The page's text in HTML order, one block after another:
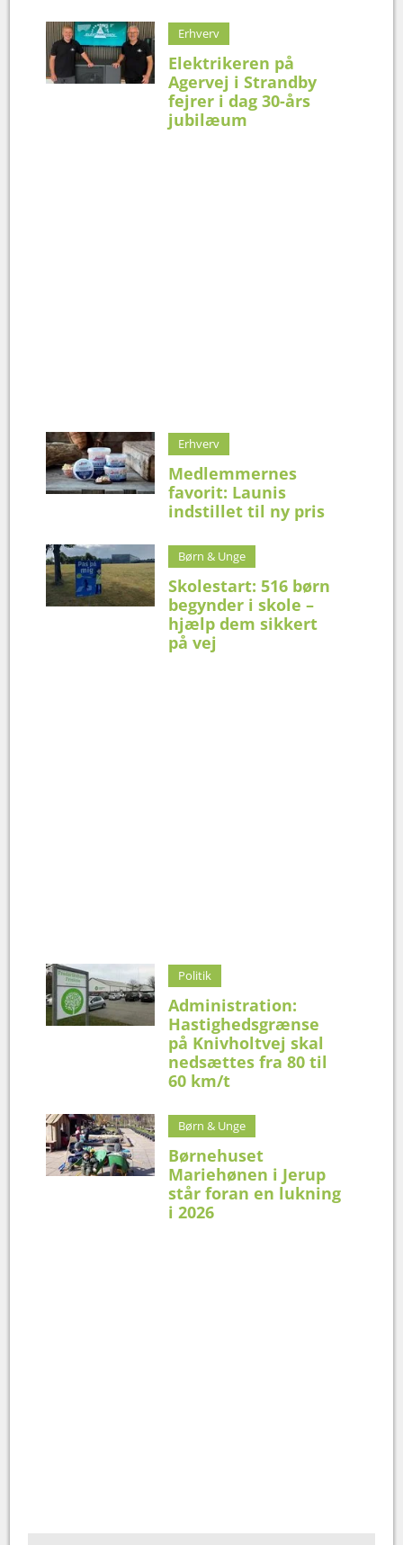
Erhverv
Elektrikeren på
Agervej i Strandby
fejrer i dag 30-års
jubilæum
Erhverv
Medlemmernes
favorit: Launis
indstillet til ny pris
Børn & Unge
Skolestart: 516 børn
begynder i skole –
hjælp dem sikkert
på vej
Politik
Administration:
Hastighedsgrænse
på Knivholtvej skal
nedsættes fra 80 til
60 km/t
Børn & Unge
Børnehuset
Mariehønen i Jerup
står foran en lukning
i 2026